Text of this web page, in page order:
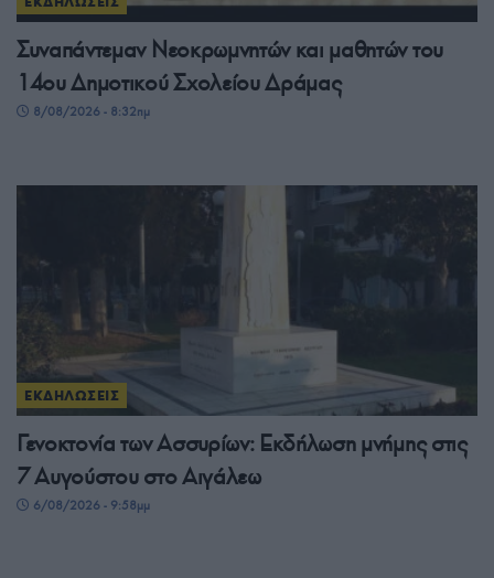
Συναπάντεμαν Νεοκρωμνητών και μαθητών του
14ου Δημοτικού Σχολείου Δράμας
8/08/2026 - 8:32πμ
ΕΚΔΗΛΩΣΕΙΣ
Γενοκτονία των Ασσυρίων: Εκδήλωση μνήμης στις
7 Αυγούστου στο Αιγάλεω
6/08/2026 - 9:58μμ